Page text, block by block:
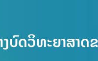
ບົດວິທະຍາສາ